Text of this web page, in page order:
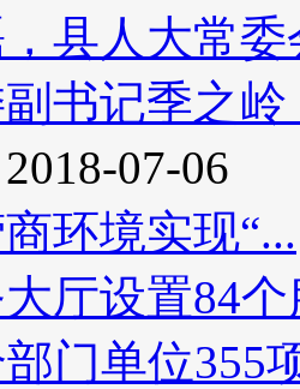
县人大常
书记季之岭
07-06
环境实现“...
厅设置84
门单位355